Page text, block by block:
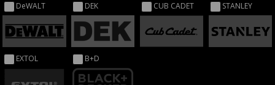
DeWALT DEK CUB CADET STANLEY
EXTOL B+D